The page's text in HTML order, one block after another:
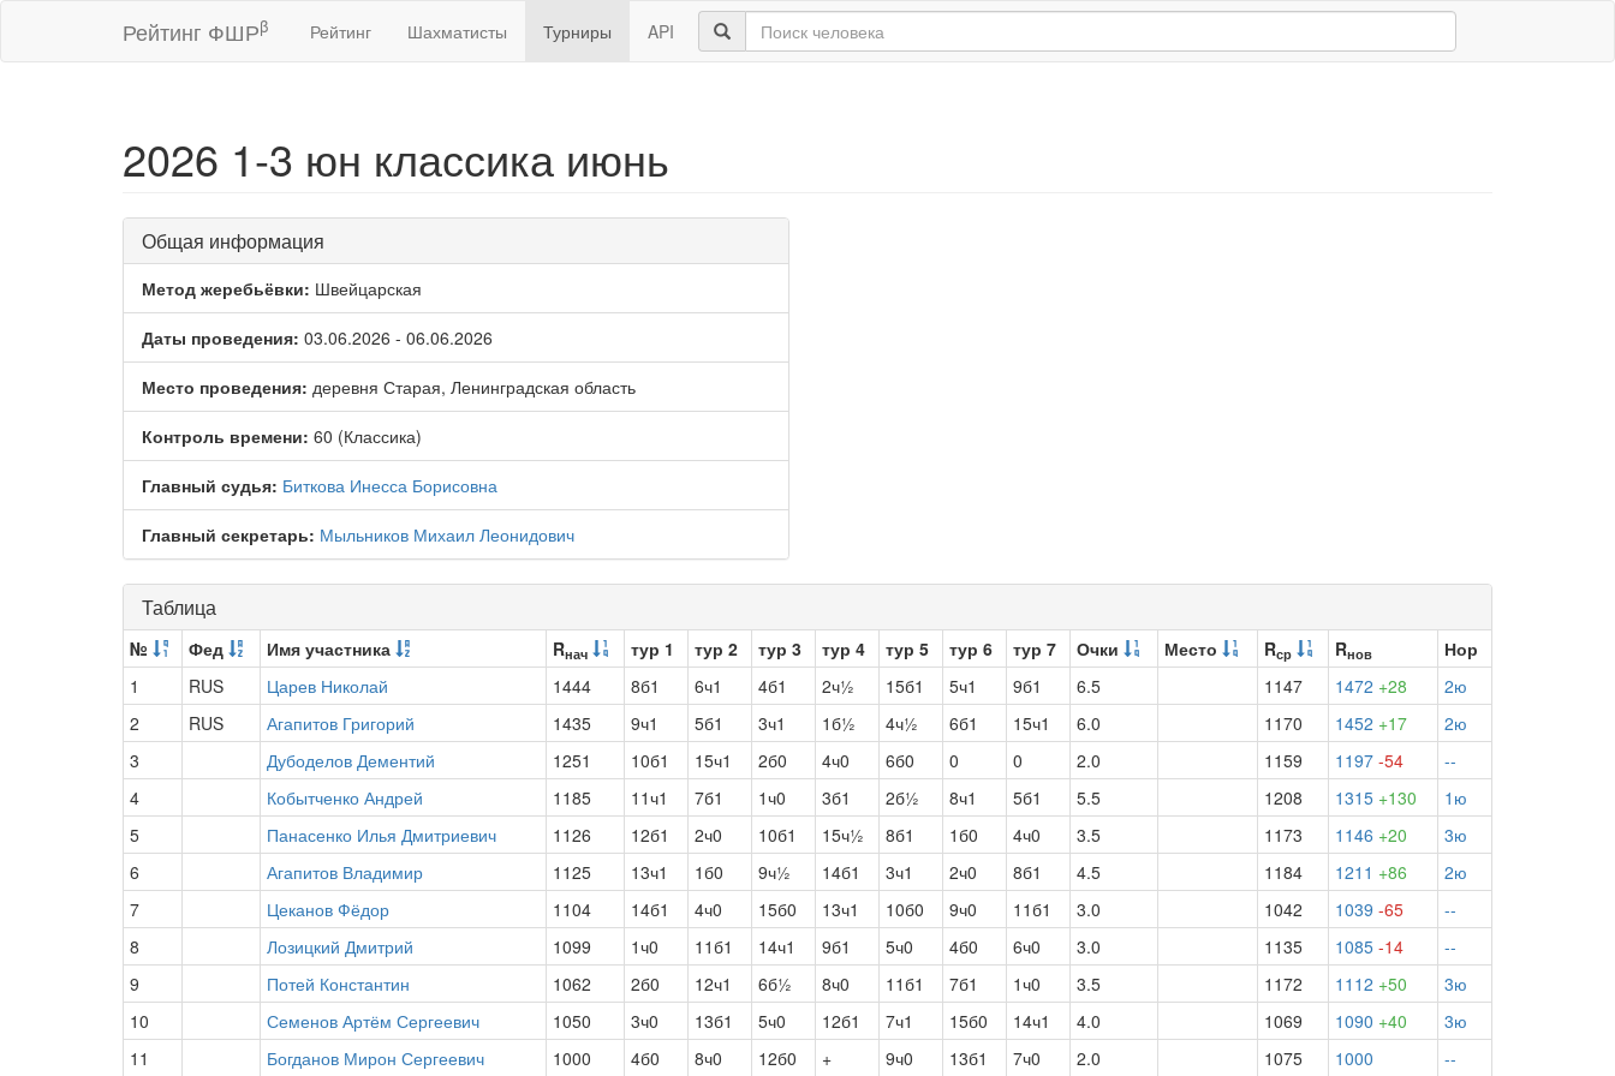
Рейтинг ФШРβ Рейтинг Шахматисты Турниры API
2026 1-3 юн классика июнь
Общая информация
Метод жеребьёвки: Швейцарская
Даты проведения: 03.06.2026 - 06.06.2026
Место проведения: деревня Старая, Ленинградская область
Контроль времени: 60 (Классика)
Главный судья: Биткова Инесса Борисовна
Главный секретарь: Мыльников Михаил Леонидович
Таблица
№ Фед Имя участника Rнач тур 1 тур 2 тур 3 тур 4 тур 5 тур 6 тур 7 Очки Место Rср Rнов
Нор
1
RUS Царев Николай 1444 8б1 6ч1 4б1 2ч½ 15б1 5ч1 9б1 6.5 1147 1472 +28
2ю
2
RUS Агапитов Григорий 1435 9ч1 5б1 3ч1 1б½ 4ч½ 6б1 15ч1 6.0 1170 1452 +17
2ю
3
Дубоделов Дементий 1251 10б1 15ч1 2б0 4ч0 6б0 0 0 2.0 1159 1197 -54
--
4
Кобытченко Андрей 1185 11ч1 7б1 1ч0 3б1 2б½ 8ч1 5б1 5.5 1208 1315 +130
1ю
5
Панасенко Илья Дмитриевич 1126 12б1 2ч0 10б1 15ч½ 8б1 1б0 4ч0 3.5 1173 1146 +20
3ю
6
Агапитов Владимир 1125 13ч1 1б0 9ч½ 14б1 3ч1 2ч0 8б1 4.5 1184 1211 +86
2ю
7
Цеканов Фёдор 1104 14б1 4ч0 15б0 13ч1 10б0 9ч0 11б1 3.0 1042 1039 -65
--
8
Лозицкий Дмитрий 1099 1ч0 11б1 14ч1 9б1 5ч0 4б0 6ч0 3.0 1135 1085 -14
--
9
Потей Константин 1062 2б0 12ч1 6б½ 8ч0 11б1 7б1 1ч0 3.5 1172 1112 +50
3ю
10
Семенов Артём Сергеевич 1050 3ч0 13б1 5ч0 12б1 7ч1 15б0 14ч1 4.0 1069 1090 +40
3ю
11
Богданов Мирон Сергеевич 1000 4б0 8ч0 12б0 + 9ч0 13б1 7ч0 2.0 1075 1000 --